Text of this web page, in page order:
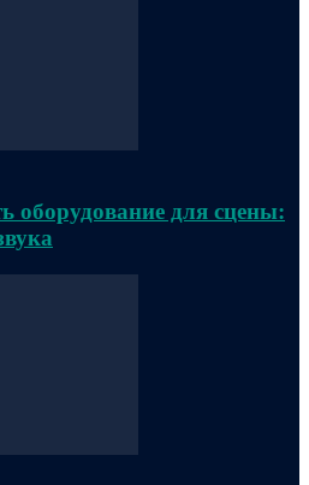
оборудование для сцены: